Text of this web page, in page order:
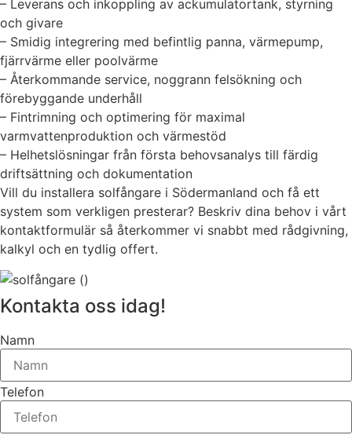
– Leverans och inkoppling av ackumulatortank, styrning
och givare
– Smidig integrering med befintlig panna, värmepump,
fjärrvärme eller poolvärme
– Återkommande service, noggrann felsökning och
förebyggande underhåll
– Fintrimning och optimering för maximal
varmvattenproduktion och värmestöd
– Helhetslösningar från första behovsanalys till färdig
driftsättning och dokumentation
Vill du installera solfångare i Södermanland och få ett
system som verkligen presterar? Beskriv dina behov i vårt
kontaktformulär så återkommer vi snabbt med rådgivning,
kalkyl och en tydlig offert.
Kontakta oss idag!
Namn
Telefon